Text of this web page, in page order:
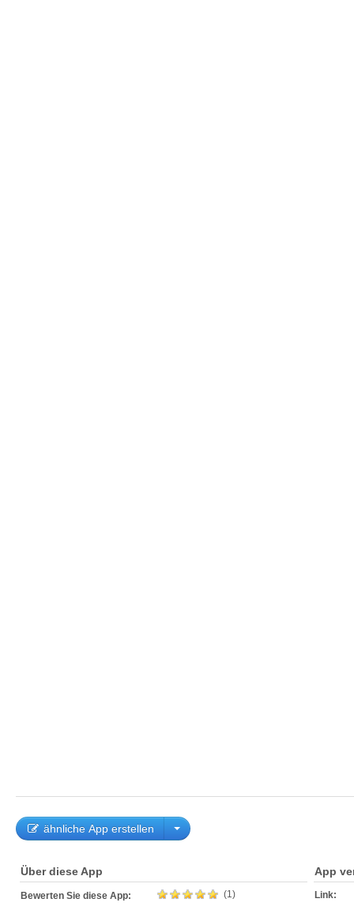
ähnliche App erstellen
Über diese App
Bewerten Sie diese App: (1)
App
Link: